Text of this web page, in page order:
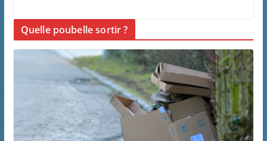
Quelle poubelle sortir ?